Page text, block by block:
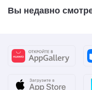
Вы недавно